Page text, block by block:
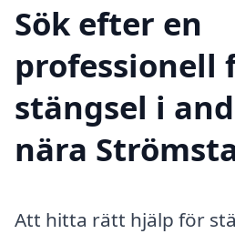
Sök efter en
professionell
stängsel i
nära
Att hitta rätt hjälp för